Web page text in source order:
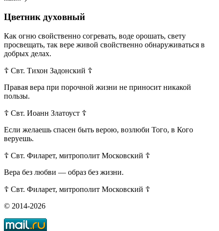
Цветник духовный
Как огню свойственно согревать, воде орошать, свету
просвещать, так вере живой свойственно обнаруживаться в
добрых делах.
☦ Свт. Тихон Задонский ☦
Правая вера при порочной жизни не приносит никакой
пользы.
☦ Свт. Иоанн Златоуст ☦
Если желаешь спасен быть верою, возлюби Того, в Кого
веруешь.
☦ Свт. Филарет, митрополит Московский ☦
Вера без любви — образ без жизни.
☦ Свт. Филарет, митрополит Московский ☦
© 2014-2026